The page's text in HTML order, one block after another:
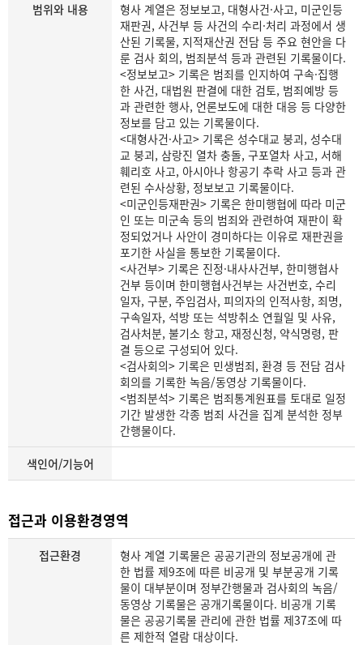
범위와 내용
형사 계열은 정보보고, 대형사건·사고, 미군인등
재판권, 사건부 등 사건의 수리·처리 과정에서 생
산된 기록물, 지적재산권 전담 등 주요 현안을 다
룬 검사 회의, 범죄분석 등과 관련된 기록물이다.
<정보보고> 기록은 범죄를 인지하여 구속·집행
한 사건, 대법원 판결에 대한 검토, 범죄예방 등
과 관련한 행사, 언론보도에 대한 대응 등 다양한
정보를 담고 있는 기록물이다.
<대형사건·사고> 기록은 성수대교 붕괴, 성수대
교 붕괴, 삼랑진 열차 충돌, 구포열차 사고, 서해
훼리호 사고, 아시아나 항공기 추락 사고 등과 관
련된 수사상황, 정보보고 기록물이다.
<미군인등재판권> 기록은 한미행협에 따라 미군
인 또는 미군속 등의 범죄와 관련하여 재판이 확
정되었거나 사안이 경미하다는 이유로 재판권을
포기한 사실을 통보한 기록물이다.
<사건부> 기록은 진정·내사사건부, 한미행협사
건부 등이며 한미행협사건부는 사건번호, 수리
일자, 구분, 주임검사, 피의자의 인적사항, 죄명,
구속일자, 석방 또는 석방취소 연월일 및 사유,
검사처분, 불기소 항고, 재정신청, 약식명령, 판
결 등으로 구성되어 있다.
<검사회의> 기록은 민생범죄, 환경 등 전담 검사
회의를 기록한 녹음/동영상 기록물이다.
<범죄분석> 기록은 범죄통계원표를 토대로 일정
기간 발생한 각종 범죄 사건을 집계 분석한 정부
간행물이다.
색인어/기능어
접근과 이용환경영역
접근환경
형사 계열 기록물은 공공기관의 정보공개에 관
한 법률 제9조에 따른 비공개 및 부분공개 기록
물이 대부분이며 정부간행물과 검사회의 녹음/
동영상 기록물은 공개기록물이다. 비공개 기록
물은 공공기록물 관리에 관한 법률 제37조에 따
른 제한적 열람 대상이다.